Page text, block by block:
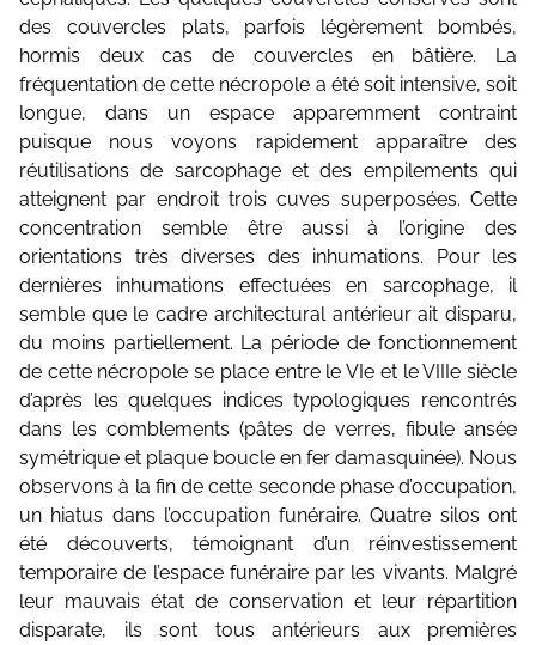
des couvercles plats, parfois légèrement bombés,
hormis deux cas de couvercles en bâtière. La
fréquentation de cette nécropole a été soit intensive, soit
longue, dans un espace apparemment contraint
puisque nous voyons rapidement apparaître des
réutilisations de sarcophage et des empilements qui
atteignent par endroit trois cuves superposées. Cette
concentration semble être aussi à l’origine des
orientations très diverses des inhumations. Pour les
dernières inhumations effectuées en sarcophage, il
semble que le cadre architectural antérieur ait disparu,
du moins partiellement. La période de fonctionnement
de cette nécropole se place entre le VIe et le VIIIe siècle
d’après les quelques indices typologiques rencontrés
dans les comblements (pâtes de verres, fibule ansée
symétrique et plaque boucle en fer damasquinée). Nous
observons à la fin de cette seconde phase d’occupation,
un hiatus dans l’occupation funéraire. Quatre silos ont
été découverts, témoignant d’un réinvestissement
temporaire de l’espace funéraire par les vivants. Malgré
leur mauvais état de conservation et leur répartition
disparate, ils sont tous antérieurs aux premières